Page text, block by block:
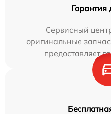
Гарантия
Сервисный
оригинальные
предоставляет